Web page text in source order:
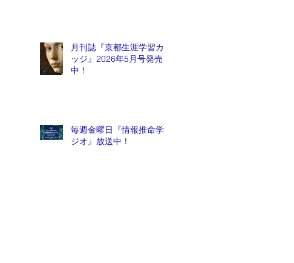
月刊誌『京都生涯学習カレ
ッジ』2026年5月号発売
中！
毎週金曜日『情報推命学ラ
ジオ』放送中！